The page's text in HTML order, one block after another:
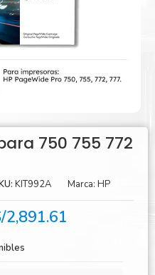
750 755 772
KIT992A Marca: HP
2,891.61